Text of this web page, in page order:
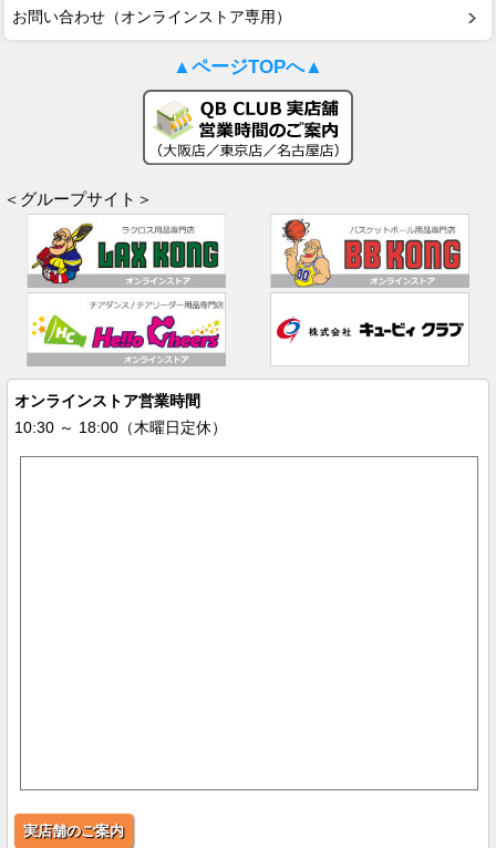
お問い合わせ（オンラインストア専用）
▲ページTOPへ▲
＜グループサイト＞
オンラインストア営業時間
10:30 ～ 18:00（木曜日定休）
実店舗のご案内